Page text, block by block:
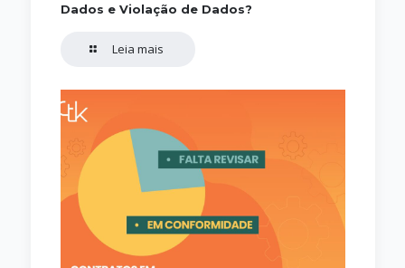
Dados e Violação de Dados?
Leia mais